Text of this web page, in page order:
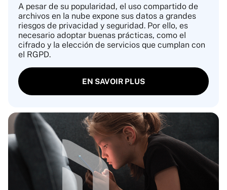
A pesar de su popularidad, el uso compartido de
archivos en la nube expone sus datos a grandes
riesgos de privacidad y seguridad. Por ello, es
necesario adoptar buenas prácticas, como el
cifrado y la elección de servicios que cumplan con
el RGPD.
EN SAVOIR PLUS